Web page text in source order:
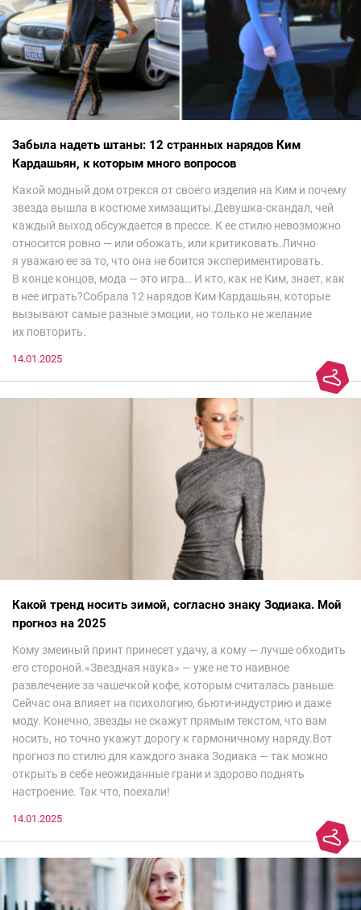
Забыла надеть штаны: 12 странных нарядов Ким
Кардашьян, к которым много вопросов
Какой модный дом отрекся от своего изделия на Ким и почему
звезда вышла в костюме химзащиты.Девушка-скандал, чей
каждый выход обсуждается в прессе. К ее стилю невозможно
относится ровно — или обожать, или критиковать.Лично
я уважаю ее за то, что она не боится экспериментировать.
В конце концов, мода — это игра… И кто, как не Ким, знает, как
в нее играть?Собрала 12 нарядов Ким Кардашьян, которые
вызывают самые разные эмоции, но только не желание
их повторить.
14.01.2025
Какой тренд носить зимой, согласно знаку Зодиака. Мой
прогноз на 2025
Кому змеиный принт принесет удачу, а кому — лучше обходить
его стороной.«Звездная наука» — уже не то наивное
развлечение за чашечкой кофе, которым считалась раньше.
Сейчас она влияет на психологию, бьюти-индустрию и даже
моду. Конечно, звезды не скажут прямым текстом, что вам
носить, но точно укажут дорогу к гармоничному наряду.Вот
прогноз по стилю для каждого знака Зодиака — так можно
открыть в себе неожиданные грани и здорово поднять
настроение. Так что, поехали!
14.01.2025